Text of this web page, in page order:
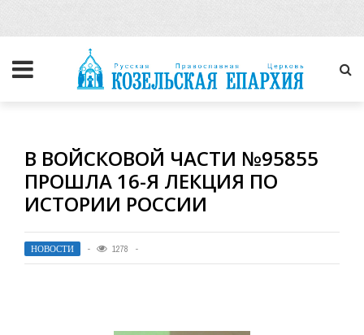
В ВОЙСКОВОЙ ЧАСТИ №95855
ПРОШЛА 16-Я ЛЕКЦИЯ ПО
ИСТОРИИ РОССИИ
НОВОСТИ 1278